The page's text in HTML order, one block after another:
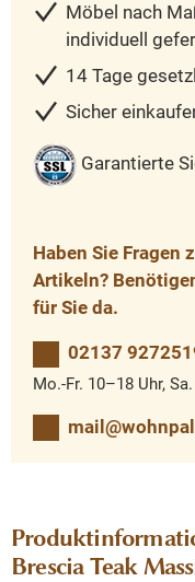
Möbel nach
individuell
14 Tage
Sicher
Garantierte
Haben Sie Fragen
Artikeln?
für Sie da.
02137
Mo.-Fr. 10–18 Uhr,
Brescia Teak